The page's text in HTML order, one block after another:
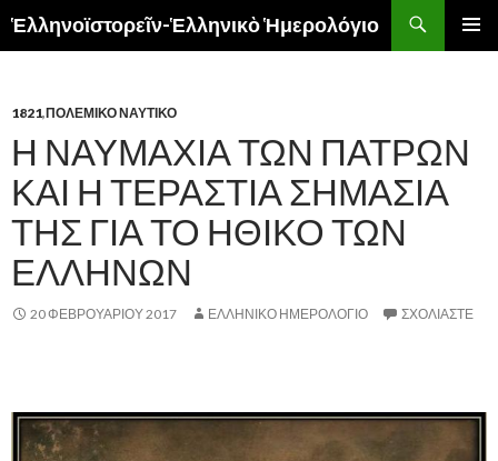
Ἑλληνοϊστορεῖν-Ἑλληνικὸ Ἡμερολόγιο
1821,ΠΟΛΕΜΙΚΟ ΝΑΥΤΙΚΟ
Η ΝΑΥΜΑΧΙΑ ΤΩΝ ΠΑΤΡΩΝ
ΚΑΙ Η ΤΕΡΑΣΤΙΑ ΣΗΜΑΣΙΑ
ΤΗΣ ΓΙΑ ΤΟ ΗΘΙΚΟ ΤΩΝ
ΕΛΛΗΝΩΝ
20 ΦΕΒΡΟΥΑΡΊΟΥ 2017 ΕΛΛΗΝΙΚΟ ΗΜΕΡΟΛΟΓΙΟ ΣΧΟΛΙΆΣΤΕ